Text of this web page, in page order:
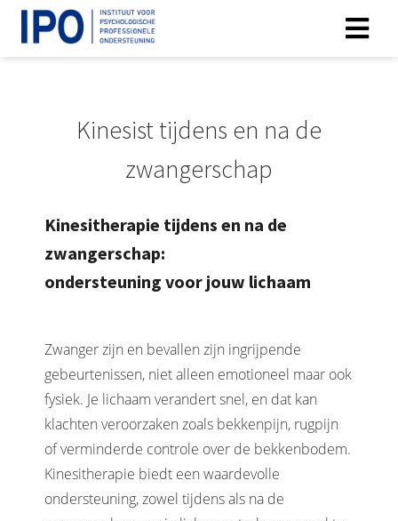
Kinesist tijdens en na de
zwangerschap
Kinesitherapie tijdens en na de
zwangerschap:
ondersteuning voor jouw lichaam
Zwanger zijn en bevallen zijn ingrijpende
gebeurtenissen, niet alleen emotioneel maar ook
fysiek. Je lichaam verandert snel, en dat kan
klachten veroorzaken zoals bekkenpijn, rugpijn
of verminderde controle over de bekkenbodem.
Kinesitherapie biedt een waardevolle
ondersteuning, zowel tijdens als na de